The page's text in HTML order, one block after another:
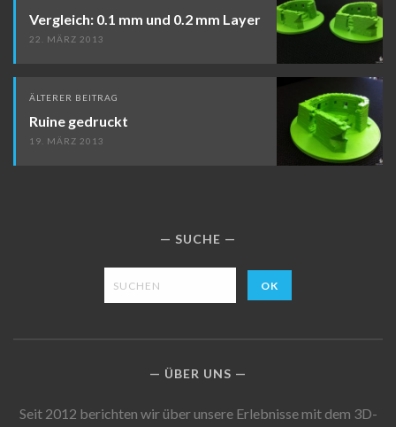
Vergleich: 0.1 mm und 0.2 mm Layer
22. MÄRZ 2013
ÄLTERER BEITRAG
Ruine gedruckt
19. MÄRZ 2013
SUCHE
ÜBER UNS
Seit 2012 berichten wir über unsere Erlebnisse mit dem 3D-